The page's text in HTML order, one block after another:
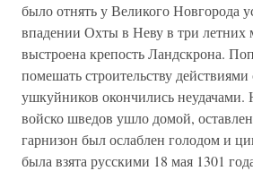
было отнять у Великого Новгорода
впадении Охты в Неву в три летних
выстроена крепость Ландскрона.
помешать строительству действиями
ушкуйников окончились неудачами.
войско шведов ушло домой,
гарнизон был ослаблен голодом и
была взята русскими 18 мая 1301